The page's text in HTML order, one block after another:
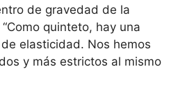
de gravedad de la
quinteto, hay una
elasticidad. Nos hemos
y más estrictos al mismo